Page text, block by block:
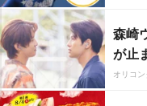
森崎
が止
オリコ